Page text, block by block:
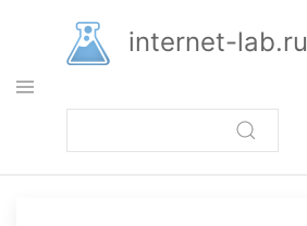
основному
содержанию
internet-lab.ru